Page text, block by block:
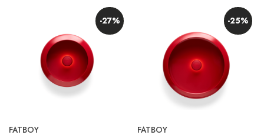
-27%
FATBOY
-25%
FATBOY